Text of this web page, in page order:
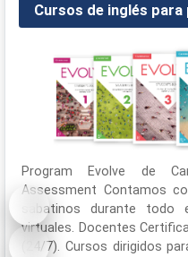
Cursos de inglés para
Program Evolve de
Assessment Contamos
sabatinos durante todo
virtuales. Docentes
(24/7). Cursos dirigidos